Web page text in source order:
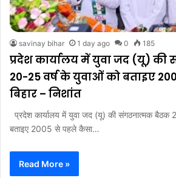
savinay bihar 1 day ago 0 185
प्रदेश कार्यालय में युवा जद (यू)
20-25 वर्ष के युवाओं को बताइए
बिहार – निशांत
प्रदेश कार्यालय में युवा जद (यू) की संगठनात्मक बैठक
बताइए 2005 से पहले कैसा…
Read More »